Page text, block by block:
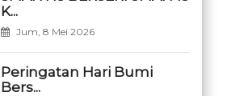
K...
Jum, 8 Mei 2026
Peringatan Hari Bumi
Bers...